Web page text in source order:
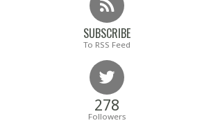
SUBSCRIBE
To RSS Feed
278
Followers